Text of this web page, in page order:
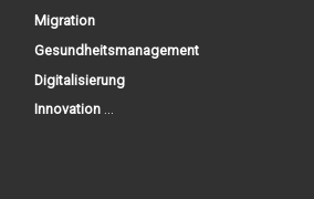
Migration
Gesundheitsmanagement
Digitalisierung
Innovation...